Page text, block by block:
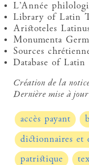
L’Année
Library of Latin
Aristoteles
Monumenta
Sources
Database of
Création de la
Dernière mise à
accès payant
dictionnaires et
patristique